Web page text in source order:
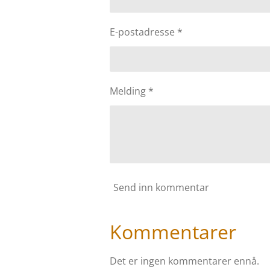
E-postadresse *
Melding *
Send inn kommentar
Kommentarer
Det er ingen kommentarer ennå.